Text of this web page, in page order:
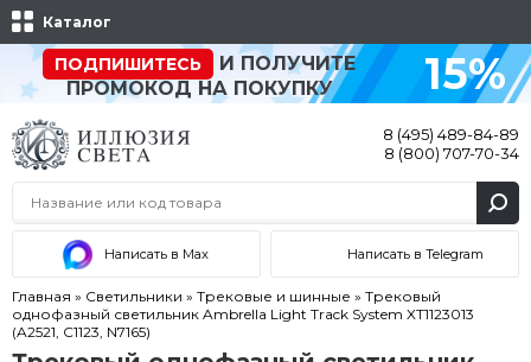
Каталог
ПОДПИШИТЕСЬ
И ПОЛУЧИТЕ
ПРОМОКОД НА ПОКУПКУ
15%
8 (495) 489-84-89
8 (800) 707-70-34
Написать в Max Написать в Telegram
Главная » Светильники » Трековые и шинные » Трековый
однофазный светильник Ambrella Light Track System XT1123013
(A2521, C1123, N7165)